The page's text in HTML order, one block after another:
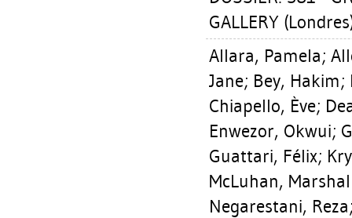
GALLERY
Allara, Pamela;
Jane; Bey, Hakim;
Chiapello, Ève;
Enwezor, Okwui;
Guattari, Félix;
McLuhan,
Negarestani, Reza